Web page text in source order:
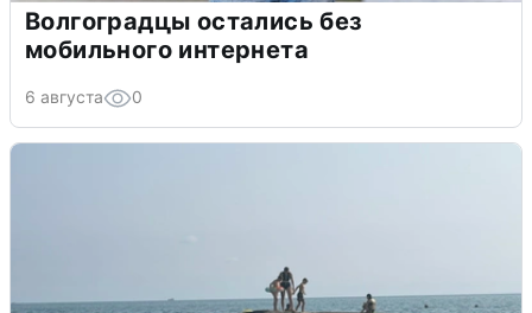
Волгоградцы остались без
мобильного интернета
6 августа 0